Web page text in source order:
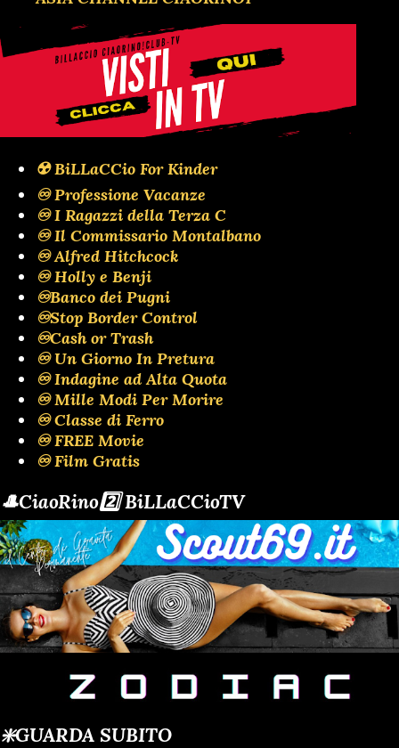
☢️ BiLLaCCio For Kinder
♾️ Professione Vacanze
♾️ I Ragazzi della Terza C
♾️ Il Commissario Montalbano
♾️ Alfred Hitchcock
♾️ Holly e Benji
♾️Banco dei Pugni
♾️Stop Border Control
♾️Cash or Trash
♾️ Un Giorno In Pretura
♾️ Indagine ad Alta Quota
♾️ Mille Modi Per Morire
♾️ Classe di Ferro
♾️ FREE Movie
♾️ Film Gratis
🎩CiaoRino2️⃣ BiLLaCCioTV
❇️GUARDA SUBITO